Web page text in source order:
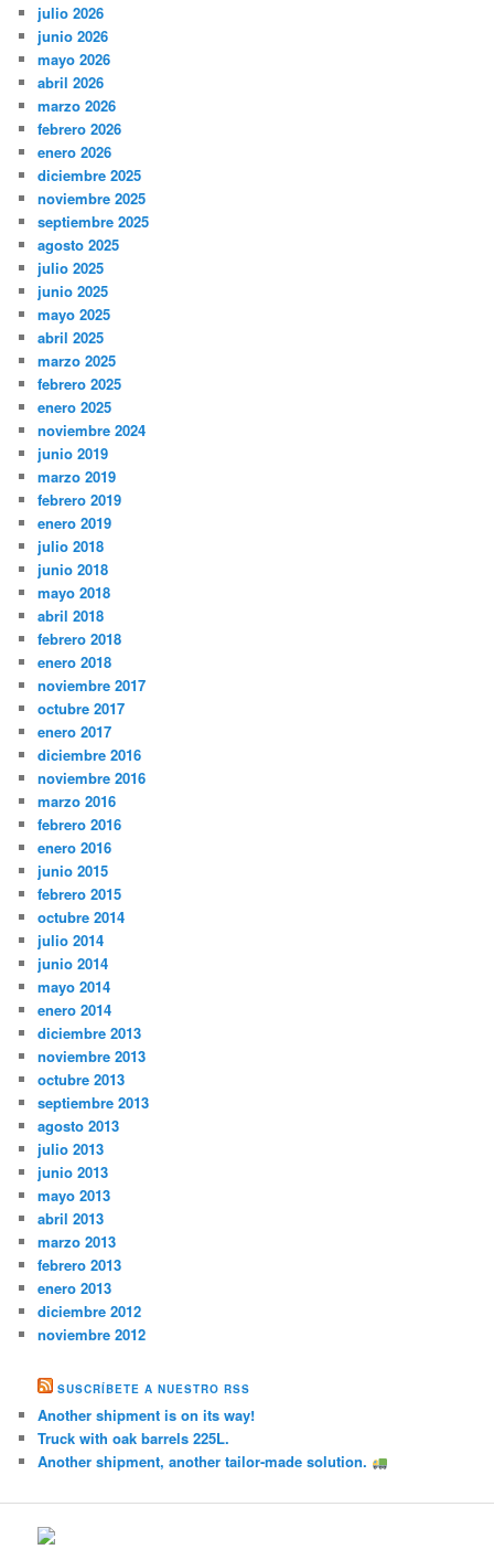
julio 2026
junio 2026
mayo 2026
abril 2026
marzo 2026
febrero 2026
enero 2026
diciembre 2025
noviembre 2025
septiembre 2025
agosto 2025
julio 2025
junio 2025
mayo 2025
abril 2025
marzo 2025
febrero 2025
enero 2025
noviembre 2024
junio 2019
marzo 2019
febrero 2019
enero 2019
julio 2018
junio 2018
mayo 2018
abril 2018
febrero 2018
enero 2018
noviembre 2017
octubre 2017
enero 2017
diciembre 2016
noviembre 2016
marzo 2016
febrero 2016
enero 2016
junio 2015
febrero 2015
octubre 2014
julio 2014
junio 2014
mayo 2014
enero 2014
diciembre 2013
noviembre 2013
octubre 2013
septiembre 2013
agosto 2013
julio 2013
junio 2013
mayo 2013
abril 2013
marzo 2013
febrero 2013
enero 2013
diciembre 2012
noviembre 2012
SUSCRÍBETE A NUESTRO RSS
Another shipment is on its way!
Truck with oak barrels 225L.
Another shipment, another tailor-made solution.